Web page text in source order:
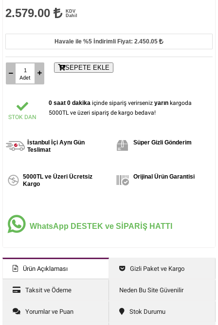
2.579.00
KDV
Dahil
Havale ile %5 İndirimli Fiyat: 2.450.05
Adet
SEPETE EKLE
STOK DAN
0 saat 0 dakika içinde sipariş verirseniz yarın kargoda
5000TL ve üzeri sipariş de kargo bedava!
İstanbul İçi Aynı Gün
Teslimat
Süper Gizli Gönderim
5000TL ve Üzeri Ücretsiz
Kargo
Orijinal Ürün Garantisi
WhatsApp DESTEK ve SİPARİŞ HATTI
Ürün Açıklaması Gizli Paket ve Kargo
Taksit ve Ödeme Neden Bu Site Güvenilir
Yorumlar ve Puan Stok Durumu